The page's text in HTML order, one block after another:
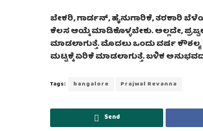
ಬೇಕರಿ, ಗಾರ್ಡನ್, ಹೈನುಗಾರಿಕೆ, ತರಕಾರಿ
ಕೆಲಸ ಆಯ್ಕೆ ಮಾಡಿಕೊಳ್ಳಬೇಕು. ಅಲ್ಲದೇ,
ಮಾಡಲಾಗುತ್ತೆ. ಮೊದಲು ಒಂದು ವರ್ಷ
ಮಟ್ಟಕ್ಕೆ ಏರಿಕೆ ಮಾಡಲಾಗುತ್ತೆ. ಬಳಿಕ
Tags: bangalore Prajwal Revanna
Send